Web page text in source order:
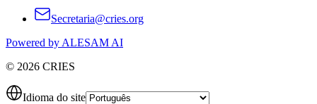
Secretaria@cries.org
Powered by ALESAM AI
© 2026 CRIES
Idioma do site